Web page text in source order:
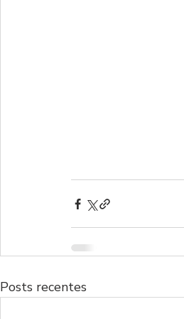
Posts recentes